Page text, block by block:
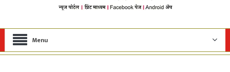
Menu